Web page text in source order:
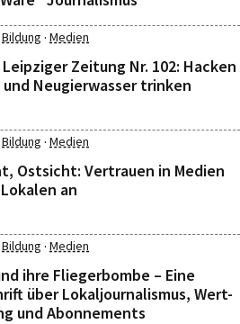
Bildung · Medien
Zeitung Nr. 102: Hacken
Neugierwasser trinken
Bildung · Medien
Ostsicht: Vertrauen in Medien
an
Bildung · Medien
ihre Fliegerbombe – Eine
über Lokaljournalismus, Wert-
und Abonnements